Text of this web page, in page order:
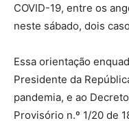
COVID-19, entre os
neste sábado, dois
Essa orientação
Presidente da
pandemia, e ao
Provisório n.º 1/20 de